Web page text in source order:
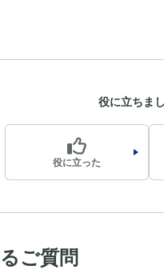
役に立ちま
役に立った
ご質問